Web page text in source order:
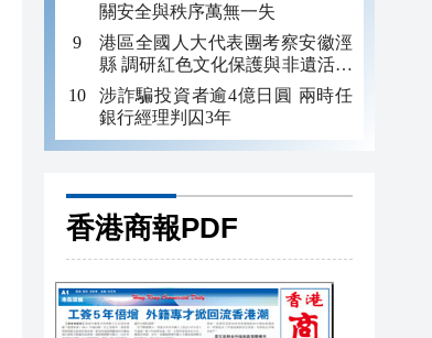
關安全與秩序萬無一失
港區全國人大代表團考察安徽涇
縣 調研紅色文化保護與非遺活態
傳承
涉詐騙投資者逾4億日圓 兩時任
銀行經理判囚3年
香港商報PDF